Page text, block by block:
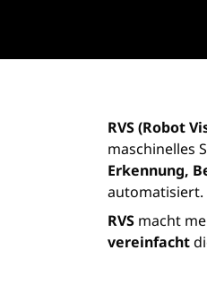
RVS (Robot
maschinelles
Erkennung,
automatisiert.
RVS macht
vereinfacht